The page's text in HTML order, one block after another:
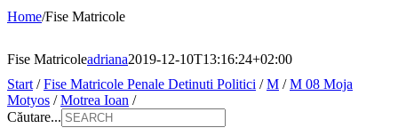
Home/Fise Matricole
Fise Matricoleadriana2019-12-10T13:16:24+02:00
Start /Fise Matricole Penale Detinuti Politici /M /M 08 Moja
Motyos /Motrea Ioan /
Căutare...